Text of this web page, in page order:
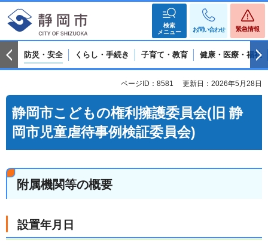
検索
メニュー
お問い合わせ 緊急情報
防災・安全 くらし・手続き 子育て・教育 健康・医療・福祉
ページID：8581 更新日：2026年5月28日
静岡市こどもの権利擁護委員会(旧 静
岡市児童虐待事例検証委員会)
附属機関等の概要
設置年月日